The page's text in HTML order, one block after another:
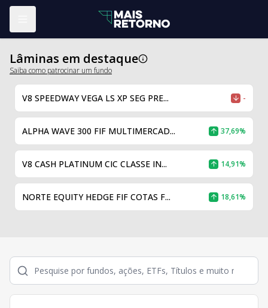
Lâminas em destaque
Saiba como patrocinar um fundo
V8 SPEEDWAY VEGA LS XP SEG PRE... -
ALPHA WAVE 300 FIF MULTIMERCAD... 37,69%
V8 CASH PLATINUM CIC CLASSE IN... 14,91%
NORTE EQUITY HEDGE FIF COTAS F... 18,61%